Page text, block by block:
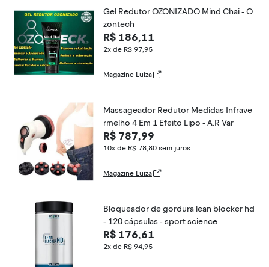
Gel Redutor OZONIZADO Mind Chai - O
zontech
R$ 186,11
2x de R$ 97,95
Magazine Luiza
Massageador Redutor Medidas Infrave
rmelho 4 Em 1 Efeito Lipo - A.R Var
R$ 787,99
10x de R$ 78,80 sem juros
Magazine Luiza
Bloqueador de gordura lean blocker hd
- 120 cápsulas - sport science
R$ 176,61
2x de R$ 94,95